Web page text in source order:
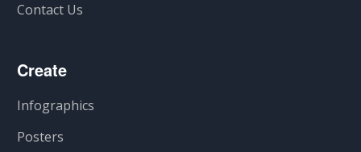
Contact Us
Create
Infographics
Posters